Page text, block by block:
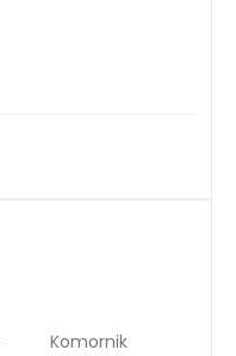
Komornik